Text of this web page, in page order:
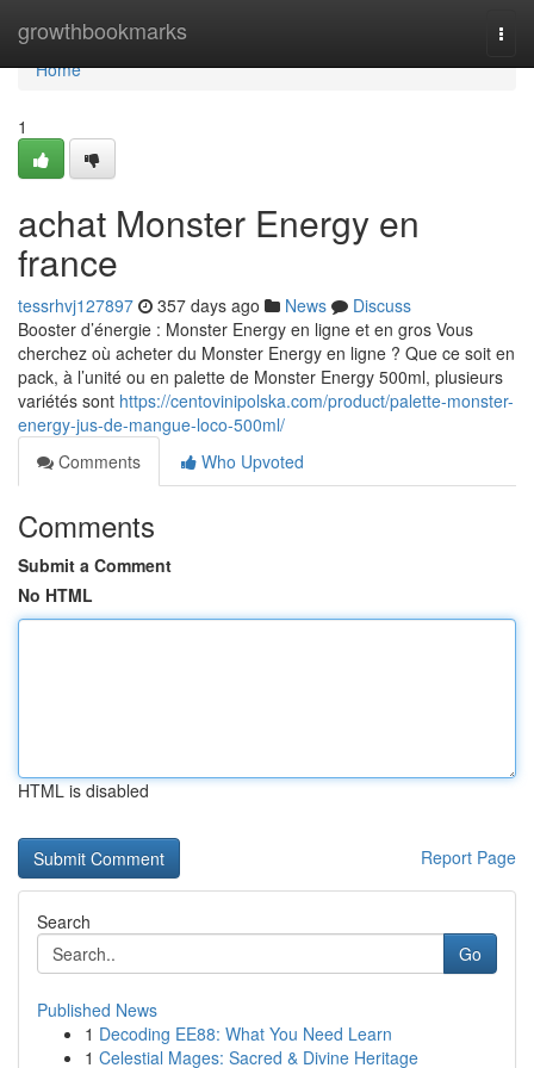
growthbookmarks
Home
Home
1
achat Monster Energy en
france
tessrhvj127897 357 days ago News
Discuss
Booster d’énergie : Monster Energy en ligne et en gros Vous
cherchez où acheter du Monster Energy en ligne ? Que ce soit en
pack, à l’unité ou en palette de Monster Energy 500ml, plusieurs
variétés sont https://centovinipolska.com/product/palette-monster-
energy-jus-de-mangue-loco-500ml/
Comments
Who Upvoted
Comments
Submit a Comment
No HTML
HTML is disabled
Report Page
Search
Go
Published News
1 Decoding EE88: What You Need Learn
1 Celestial Mages: Sacred & Divine Heritage